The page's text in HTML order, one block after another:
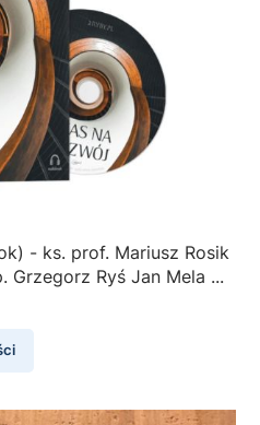
- ks. prof. Mariusz Rosik
Grzegorz Ryś Jan Mela ...